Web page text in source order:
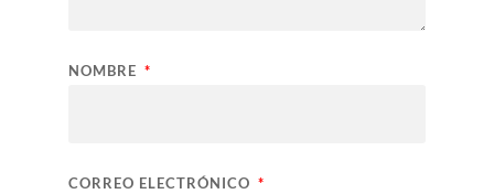
NOMBRE *
CORREO ELECTRÓNICO *